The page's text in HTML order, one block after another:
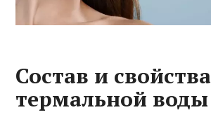
Состав и свойства
термальной воды